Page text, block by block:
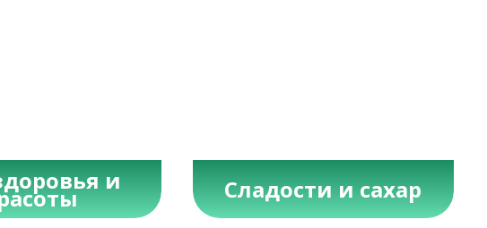
и Сладости и сахар